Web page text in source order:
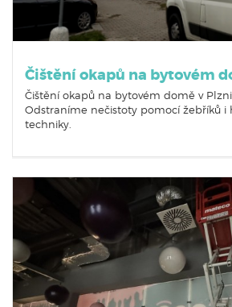
Čištění okapů na bytovém
Čištění okapů na bytovém domě v
Odstraníme nečistoty pomocí žebříků i
techniky.